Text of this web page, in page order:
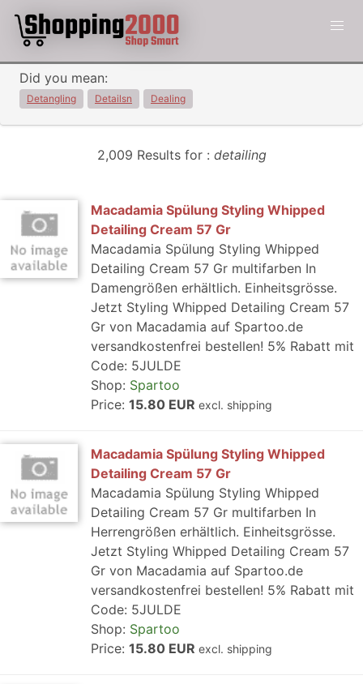
Did you mean:
Detangling Detailsn Dealing
2,009 Results for : detailing
Macadamia Spülung Styling Whipped
Detailing Cream 57 Gr
Macadamia Spülung Styling Whipped
Detailing Cream 57 Gr multifarben In
Damengrößen erhältlich. Einheitsgrösse.
Jetzt Styling Whipped Detailing Cream 57
Gr von Macadamia auf Spartoo.de
versandkostenfrei bestellen! 5% Rabatt mit
Code: 5JULDE
Shop: Spartoo
Price: 15.80 EUR excl. shipping
Macadamia Spülung Styling Whipped
Detailing Cream 57 Gr
Macadamia Spülung Styling Whipped
Detailing Cream 57 Gr multifarben In
Herrengrößen erhältlich. Einheitsgrösse.
Jetzt Styling Whipped Detailing Cream 57
Gr von Macadamia auf Spartoo.de
versandkostenfrei bestellen! 5% Rabatt mit
Code: 5JULDE
Shop: Spartoo
Price: 15.80 EUR excl. shipping